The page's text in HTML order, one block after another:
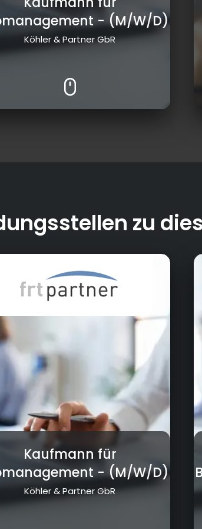
- (M/W/D)
Köhler & Partner GbR
zu
Kaufmann für
- (M/W/D)
Köhler & Partner GbR